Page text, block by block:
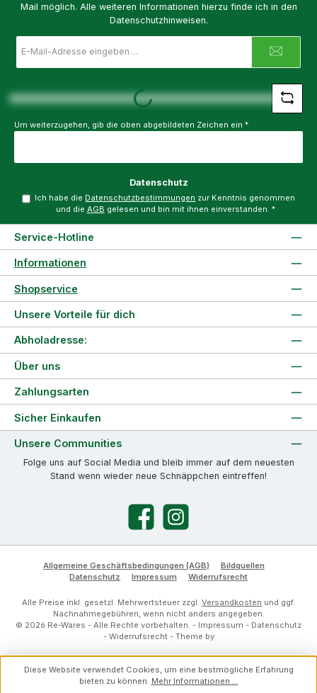
Mail möglich. Alle weiteren Informationen hierzu finde ich in den
Datenschutzhinweisen.
Mail-
Loading...
Um weiterzugehen, gib die oben abgebildeten Zeichen ein *
Datenschutz
Ich habe die Datenschutzbestimmungen zur Kenntnis genommen
und die AGB gelesen und bin mit ihnen einverstanden. *
Service-Hotline
Informationen
Shopservice
Unsere Vorteile für dich
Über uns
Zahlungsarten
Abholadresse:
Sicher Einkaufen
Unsere Communities
Folge uns auf Social Media und bleib immer auf dem neuesten
Stand wenn wieder neue Schnäppchen eintreffen!
FacebookInstagram
Allgemeine Geschäftsbedingungen (AGB)
Bildquellen
Datenschutz
Impressum Widerrufsrecht
Alle Preise inkl. gesetzl. Mehrwertsteuer zzgl. Versandkosten und ggf.
Nachnahmegebühren, wenn nicht anders angegeben.
© 2026 Re-Wares - Alle Rechte vorbehalten. - Impressum - Datenschutz
- Widerrufsrecht- Theme by
Diese Website verwendet Cookies, um eine bestmögliche Erfahrung
bieten zu können. Mehr Informationen ...